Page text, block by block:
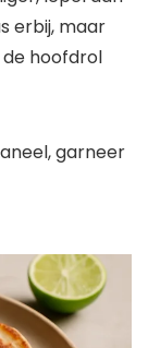
erbij, maar
hoofdrol
garneer